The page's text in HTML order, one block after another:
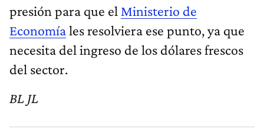
presión para que el Ministerio de
Economíales resolviera ese punto, ya que
necesita del ingreso de los dólares frescos
del sector.
BL JL